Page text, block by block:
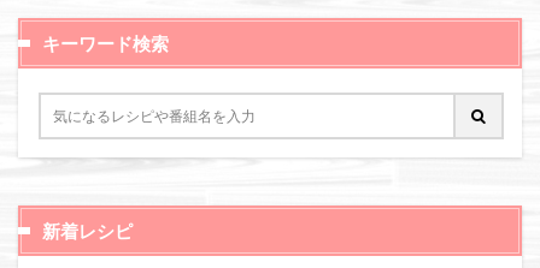
キーワード検索
新着レシピ